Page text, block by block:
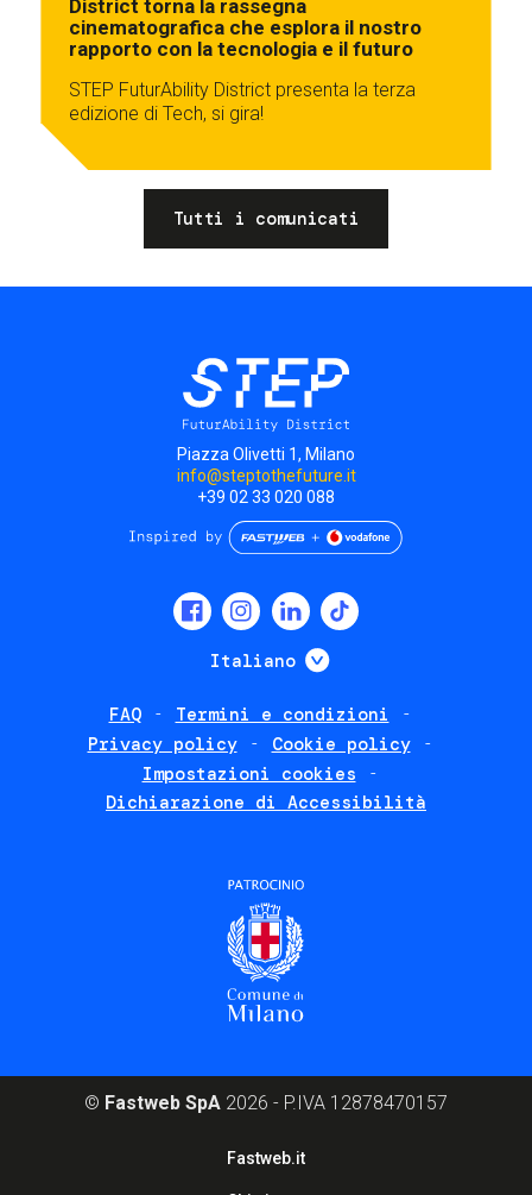
District torna la rassegna
cinematografica che esplora il nostro
rapporto con la tecnologia e il futuro
STEP FuturAbility District presenta la terza
edizione di Tech, si gira!
Tutti i comunicati
Piazza Olivetti 1, Milano
info@steptothefuture.it
+39 02 33 020 088
Italiano Mostra ulteriori
FAQ
Termini e condizioni
Privacy policy
Cookie policy
Impostazioni cookies
Dichiarazione di Accessibilità
© Fastweb SpA 2026 - P.IVA 12878470157
Fastweb.it